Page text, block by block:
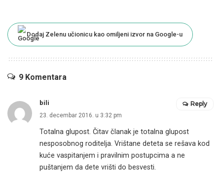
Dodaj Zelenu učionicu kao omiljeni izvor na Google-u
9 Komentara
bili
23. decembar 2016. u 3:32 pm
Totalna glupost. Čitav članak je totalna glupost
nesposobnog roditelja. Vrištane deteta se rešava kod
kuće vaspitanjem i pravilnim postupcima a ne
puštanjem da dete vrišti do besvesti.
Reply